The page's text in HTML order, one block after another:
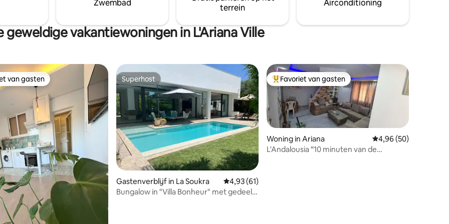
Zwembad
terrein
Airconditioning
geweldige vakantiewoningen in L'Ariana Ville
van 4,94 op 5, 63 recensies
van gasten
van gasten Superhost
Superhost
Gastenverblijf in La Soukra Gemiddelde beoordeling van 4,93 op 5, 61 recensies
4,93 (61)
Bungalow in "Villa Bonheur" met gedeeld
Topfavoriet van gasten
Favoriet van gasten
Woning in Ariana Gemiddelde
4,96 (50)
L'Andalousia “10 minuten van de